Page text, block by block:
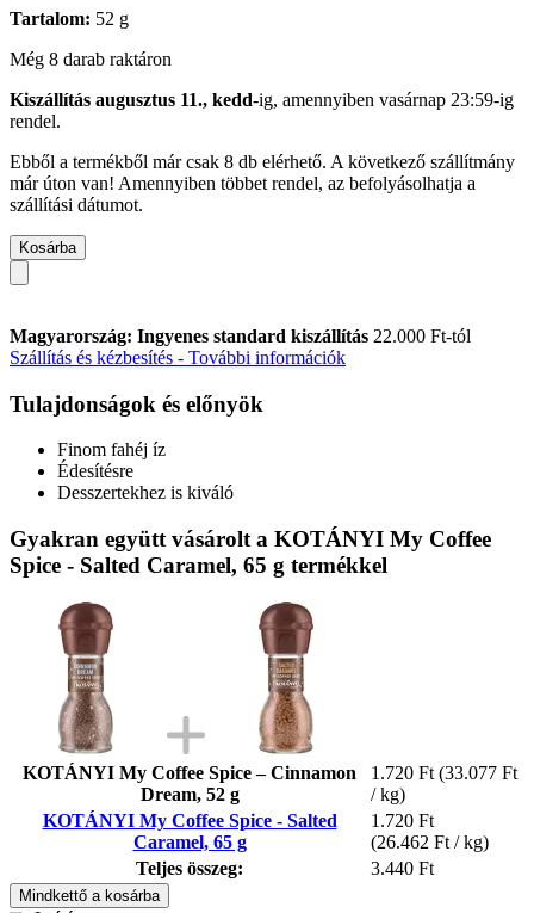
Tartalom: 52 g
Még 8 darab raktáron
Kiszállítás augusztus 11., kedd-ig, amennyiben vasárnap 23:59-ig
rendel.
Ebből a termékből már csak 8 db elérhető. A következő szállítmány
már úton van! Amennyiben többet rendel, az befolyásolhatja a
szállítási dátumot.
Kosárba
Magyarország: Ingyenes standard kiszállítás 22.000 Ft-tól
Szállítás és kézbesítés - További információk
Tulajdonságok és előnyök
Finom fahéj íz
Édesítésre
Desszertekhez is kiváló
Gyakran együtt vásárolt a KOTÁNYI My Coffee
Spice - Salted Caramel, 65 g termékkel
KOTÁNYI My Coffee Spice – Cinnamon
Dream, 52 g
1.720 Ft (33.077 Ft
/ kg)
KOTÁNYI My Coffee Spice - Salted
Caramel, 65 g
1.720 Ft
(26.462 Ft / kg)
Teljes összeg:
3.440 Ft
Mindkettő a kosárba